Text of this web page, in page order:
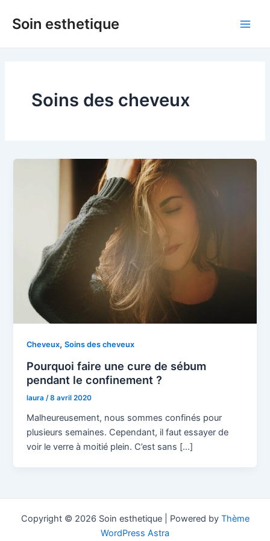
Soin esthetique
Soins des cheveux
Cheveux,Soins des cheveux
Pourquoi faire une cure de sébum
pendant le confinement ?
laura/8 avril 2020
Malheureusement, nous sommes confinés pour
plusieurs semaines. Cependant, il faut essayer de
voir le verre à moitié plein. C’est sans […]
Copyright © 2026 Soin esthetique | Powered by Thème
WordPress Astra